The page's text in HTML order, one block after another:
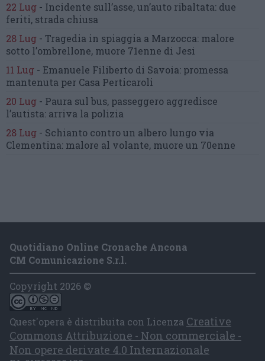
22 Lug - Incidente sull’asse, un’auto ribaltata: due
feriti, strada chiusa
28 Lug - Tragedia in spiaggia a Marzocca: malore
sotto l’ombrellone, muore 71enne di Jesi
11 Lug - Emanuele Filiberto di Savoia: promessa
mantenuta per Casa Perticaroli
20 Lug - Paura sul bus, passeggero aggredisce
l’autista: arriva la polizia
28 Lug - Schianto contro un albero lungo via
Clementina: malore al volante, muore un 70enne
Quotidiano Online Cronache Ancona
CM Comunicazione S.r.l.
Copyright 2026 ©
Quest'opera è distribuita con Licenza Creative
Commons Attribuzione - Non commerciale -
Non opere derivate 4.0 Internazionale